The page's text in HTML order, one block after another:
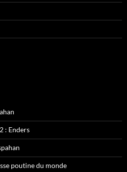
: Enders
poutine du monde